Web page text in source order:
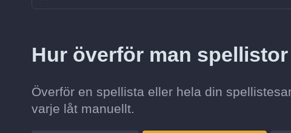
Hur överför man
Överför en spellista eller hela din
varje låt manuellt.